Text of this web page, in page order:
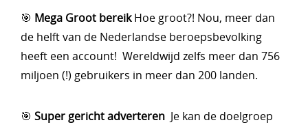
🎯 Mega Groot bereikHoe groot?! Nou, meer dan
de helft van de Nederlandse beroepsbevolking
heeft een account! Wereldwijd zelfs meer dan 756
miljoen (!) gebruikers in meer dan 200 landen.
🎯 Super gericht adverteren Je kan de doelgroep